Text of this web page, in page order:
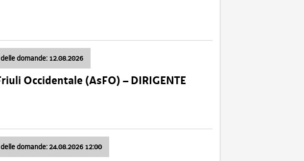
domande: 12.08.2026
Occidentale (AsFO) – DIRIGENTE
domande: 24.08.2026 12:00